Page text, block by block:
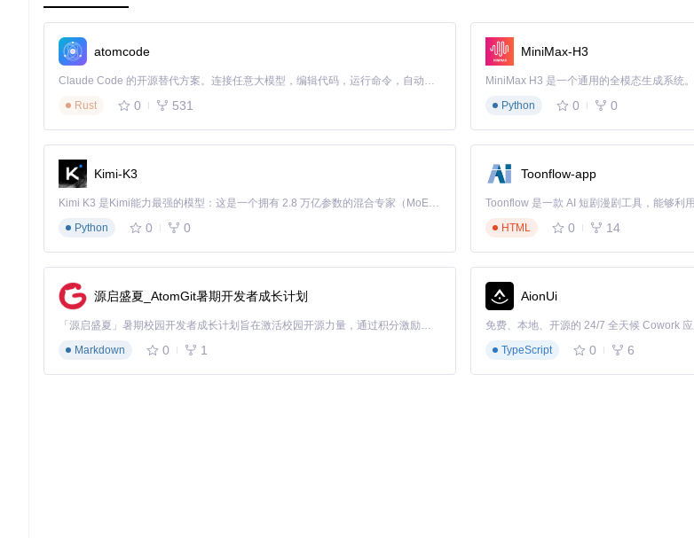
atomcode
Claude Code 的开源替代方案。连接任意大模型，编辑代码，运行命令，自动验证 — 全自动执行。用 Rust 构建，极致性能。 ｜ An open-source alternative to Claude Code. Connect any LLM, edit code, run commands, and verify changes — autonomously. Built in Rust for speed. Get Started
Rust
0 531
MiniMax-H3
Python
0 0
Kimi-K3
Kimi K3 是Kimi能力最强的模型：这是一个拥有 2.8 万亿参数的混合专家（MoE）模型，具备原生视觉理解能力，并支持 100 万 token 的上下文窗口。
Python
0 0
Toonflow-app
HTML
0 14
源启盛夏_AtomGit暑期开发者成长计划
「源启盛夏」暑期校园开发者成长计划旨在激活校园开源力量，通过积分激励、认证扶持、资源倾斜等形式，引导高校组织和开发者完成「入驻 — 建项目 — 做贡献 — 获认证 — 得资源」的完整闭环。无论你是想带领社团入驻平台的组织者，还是希望用代码贡献证明自己的开发者，都能在这里找到属于你的成长路径。
Markdown
0 1
AionUi
TypeScript
0 6